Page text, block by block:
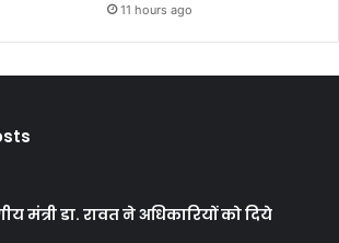
11 hours ago
मंत्री डा. रावत ने अधिकारियों को दिये